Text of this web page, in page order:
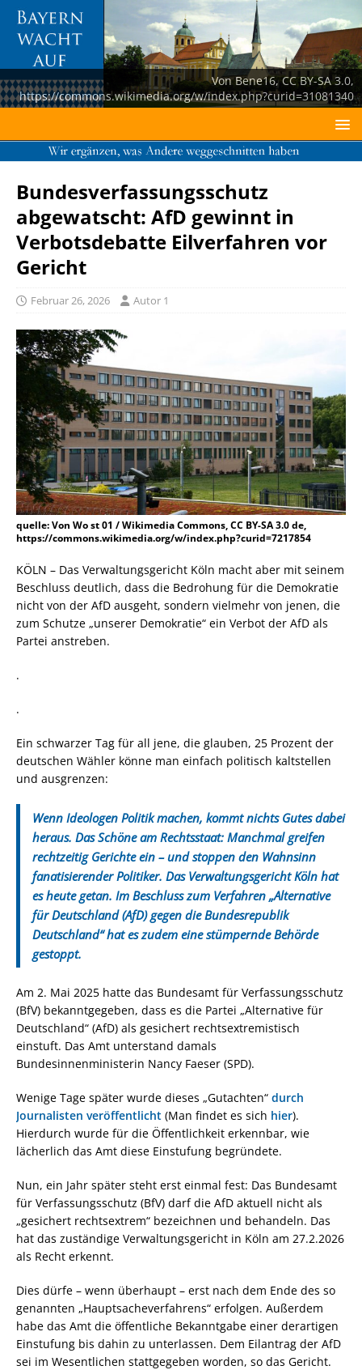
Von Bene16, CC BY-SA 3.0,
https://commons.wikimedia.org/w/index.php?curid=31081340
Bundesverfassungsschutz
abgewatscht: AfD gewinnt in
Verbotsdebatte Eilverfahren vor
Gericht
Februar 26, 2026 Autor 1
quelle: Von Wo st 01 / Wikimedia Commons, CC BY-SA 3.0 de,
https://commons.wikimedia.org/w/index.php?curid=7217854
KÖLN – Das Verwaltungsgericht Köln macht aber mit seinem
Beschluss deutlich, dass die Bedrohung für die Demokratie
nicht von der AfD ausgeht, sondern vielmehr von jenen, die
zum Schutze „unserer Demokratie“ ein Verbot der AfD als
Partei anstreben.
.
.
Ein schwarzer Tag für all jene, die glauben, 25 Prozent der
deutschen Wähler könne man einfach politisch kaltstellen
und ausgrenzen:
Wenn Ideologen Politik machen, kommt nichts Gutes dabei
heraus. Das Schöne am Rechtsstaat: Manchmal greifen
rechtzeitig Gerichte ein – und stoppen den Wahnsinn
fanatisierender Politiker. Das Verwaltungsgericht Köln hat
es heute getan. Im Beschluss zum Verfahren „Alternative
für Deutschland (AfD) gegen die Bundesrepublik
Deutschland“ hat es zudem eine stümpernde Behörde
gestoppt.
Am 2. Mai 2025 hatte das Bundesamt für Verfassungsschutz
(BfV) bekanntgegeben, dass es die Partei „Alternative für
Deutschland“ (AfD) als gesichert rechtsextremistisch
einstuft. Das Amt unterstand damals
Bundesinnenministerin Nancy Faeser (SPD).
Wenige Tage später wurde dieses „Gutachten“ durch
Journalisten veröffentlicht (Man findet es sich hier).
Hierdurch wurde für die Öffentlichkeit erkennbar, wie
lächerlich das Amt diese Einstufung begründete.
Nun, ein Jahr später steht erst einmal fest: Das Bundesamt
für Verfassungsschutz (BfV) darf die AfD aktuell nicht als
„gesichert rechtsextrem“ bezeichnen und behandeln. Das
hat das zuständige Verwaltungsgericht in Köln am 27.2.2026
als Recht erkennt.
Dies dürfe – wenn überhaupt – erst nach dem Ende des so
genannten „Hauptsacheverfahrens“ erfolgen. Außerdem
habe das Amt die öffentliche Bekanntgabe einer derartigen
Einstufung bis dahin zu unterlassen. Dem Eilantrag der AfD
sei im Wesentlichen stattgegeben worden, so das Gericht.